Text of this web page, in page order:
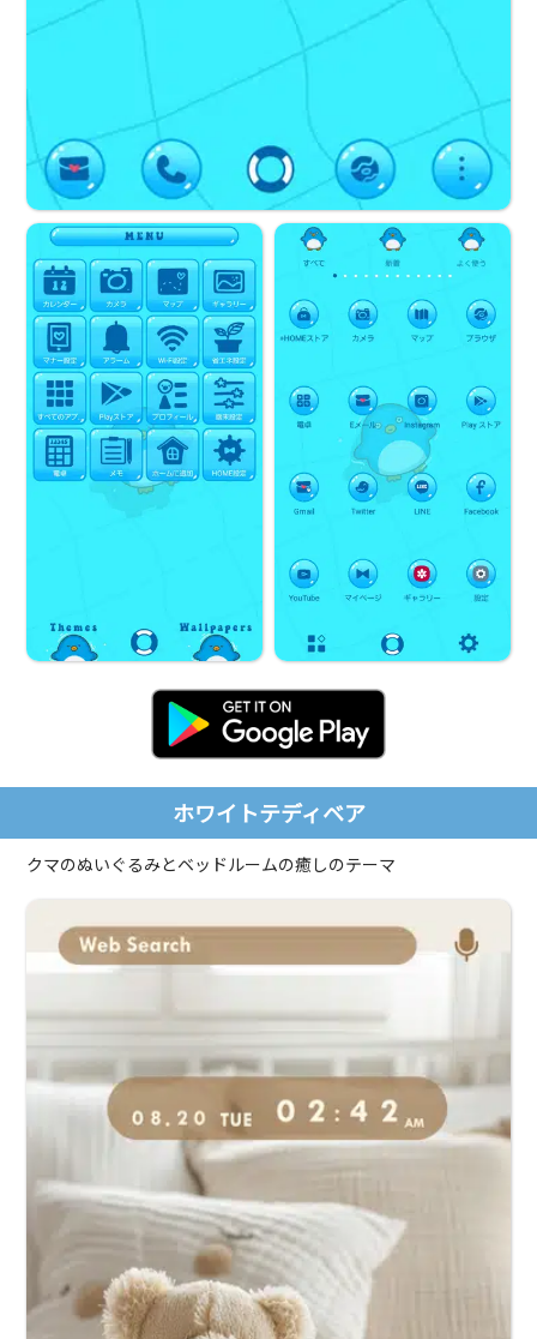
ホワイトテディベア
クマのぬいぐるみとベッドルームの癒しのテーマ